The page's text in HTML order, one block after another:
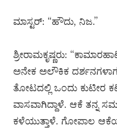
ಮಾಸ್ಟರ್: “ಹೌದು, ನಿಜ.”
ಶ್ರೀರಾಮಕೃಷ್ಣರು:
ಅನೇಕ ಅಲೌಕಿಕ
ತೋಟದಲ್ಲಿ ಒಂದು ಕುಟೀರ
ವಾಸವಾಗಿದ್ದಾಳೆ. ಆಕೆ ತನ್ನ
ಕಳೆಯುತ್ತಾಳೆ. ಗೋಪಾಲ ಆಕೆಯ